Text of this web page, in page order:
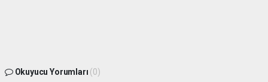
Okuyucu Yorumları (0)